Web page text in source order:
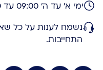
ימי א' עד ה' 09:00 עד 18:00
נשמח לענות על כל
התחייבות.